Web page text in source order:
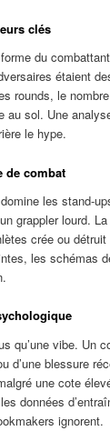
clés
du
étaient
rounds, le
au sol. Une
le hype.
de combat
les
grappler lourd.
crée ou détruit
les schémas
qu’une vibe. Un
d’une blessure
une cote
données
ignorent.